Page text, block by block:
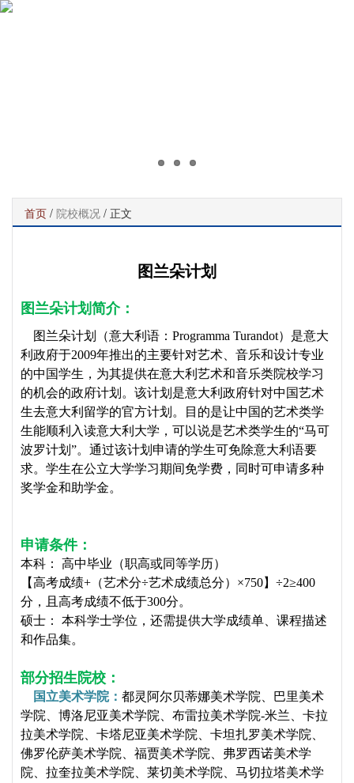
首页 / 院校概况 / 正文
图兰朵计划
图兰朵计划简介：
图兰朵计划（意大利语：Programma Turandot）是意大
利政府于2009年推出的主要针对艺术、音乐和设计专业
的中国学生，为其提供在意大利艺术和音乐类院校学习
的机会的政府计划。该计划是意大利政府针对中国艺术
生去意大利留学的官方计划。目的是让中国的艺术类学
生能顺利入读意大利大学，可以说是艺术类学生的“马可
波罗计划”。通过该计划申请的学生可免除意大利语要
求。学生在公立大学学习期间免学费，同时可申请多种
奖学金和助学金。
申请条件：
本科： 高中毕业（职高或同等学历）
【高考成绩+（艺术分÷艺术成绩总分）×750】÷2≥400
分，且高考成绩不低于300分。
硕士： 本科学士学位，还需提供大学成绩单、课程描述
和作品集。
部分招生院校：
国立美术学院： 都灵阿尔贝蒂娜美术学院、巴里美术
学院、博洛尼亚美术学院、布雷拉美术学院-米兰、卡拉
拉美术学院、卡塔尼亚美术学院、卡坦扎罗美术学院、
佛罗伦萨美术学院、福贾美术学院、弗罗西诺美术学
院、拉奎拉美术学院、莱切美术学院、马切拉塔美术学